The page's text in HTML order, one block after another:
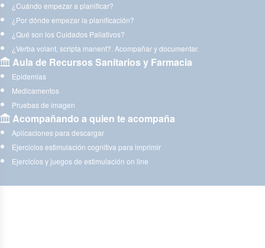
¿Cuándo empezar a planificar?
¿Por dónde empezar la planificación?
¿Qué son los Cuidados Paliativos?
¿Verba volant, scripta manent?. Acompañar y documentar.
Aula de Recursos Sanitarios y Farmacia
Epidemias
Medicamentos
Pruebas de imagen
Acompañando a quien te acompaña
Aplicaciones para descargar
Ejercicios estimulación cognitiva para imprimir
Ejercicios y juegos de estimulación on line